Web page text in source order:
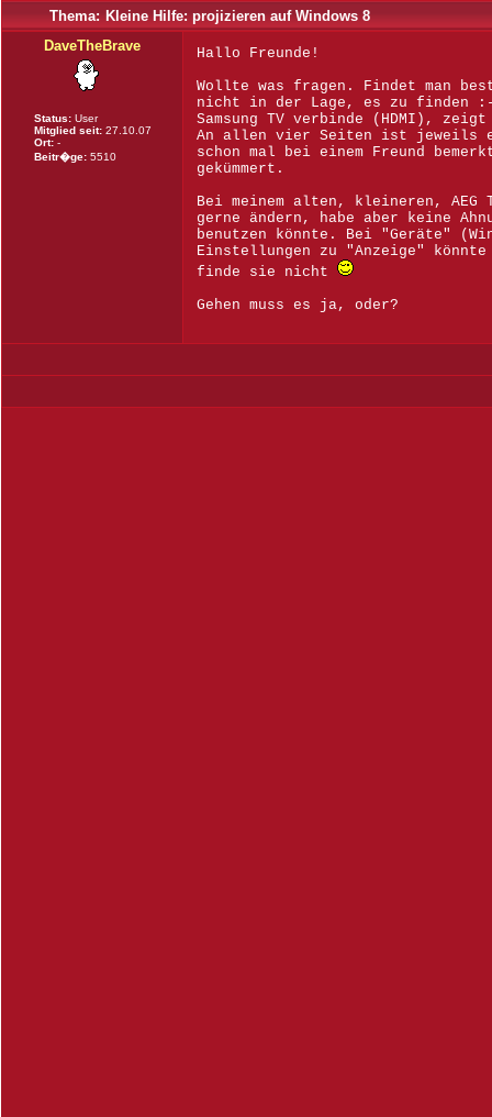
Thema: Kleine Hilfe: projizieren auf Windows 8
DaveTheBrave
Status: User
Mitglied seit: 27.10.07
Ort: -
Beitr�ge: 5510
Hallo Freunde!
Wollte was fragen. Findet man
nicht in der Lage, es zu finden :-/
Samsung TV verbinde (HDMI),
An allen vier Seiten ist jeweils
schon mal bei einem Freund
gekümmert.
Bei meinem alten, kleineren, AEG
gerne ändern, habe aber keine
benutzen könnte. Bei "Geräte"
Einstellungen zu "Anzeige"
finde sie nicht
Gehen muss es ja, oder?